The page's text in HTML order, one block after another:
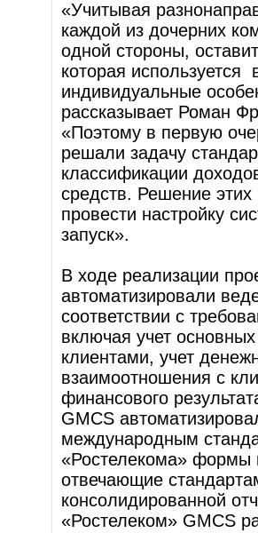
«Учитывая
каждой из дочерних
одной стороны,
которая используется
индивидуальные
рассказывает Роман
«Поэтому в первую
решали задачу
классификации
средств. Решение
провести настройку
запуск».
В ходе реализации
автоматизировали
соответствии с
включая учет
клиентами, учет
взаимоотношения с
финансового
GMCS
международным
«Ростелекома» формы
отвечающие
консолидированной
«Ростелеком» GMCS